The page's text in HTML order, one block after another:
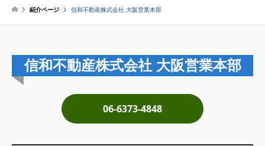
不動産投資
マンション売却
土地売却
税金について
紹介ページ 信和不動産株式会社 大阪営業本部
信和不動産株式会社 大阪営業本部
06-6373-4848